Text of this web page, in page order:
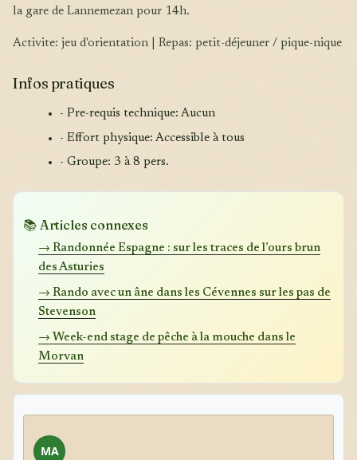
la gare de Lannemezan pour 14h.
Activite: jeu d'orientation | Repas: petit-déjeuner / pique-nique
Infos pratiques
- Pre-requis technique: Aucun
- Effort physique: Accessible à tous
- Groupe: 3 à 8 pers.
📚 Articles connexes
→ Randonnée Espagne : sur les traces de l’ours brun
des Asturies
→ Rando avec un âne dans les Cévennes sur les pas de
Stevenson
→ Week-end stage de pêche à la mouche dans le
Morvan
MA